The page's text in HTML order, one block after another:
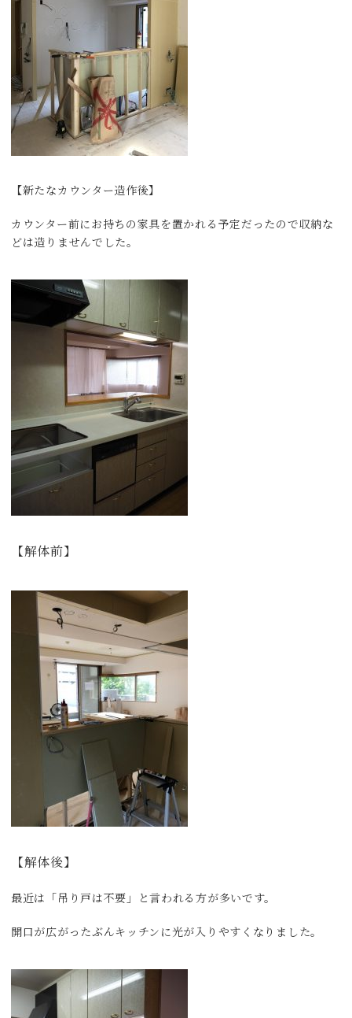
【新たなカウンター造作後】
カウンター前にお持ちの家具を置かれる予定だったので収納な
どは造りませんでした。
【解体前】
【解体後】
最近は「吊り戸は不要」と言われる方が多いです。
開口が広がったぶんキッチンに光が入りやすくなりました。